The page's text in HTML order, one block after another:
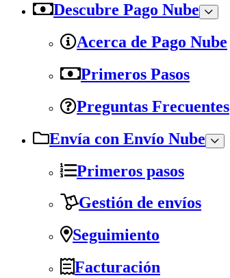
Descubre Pago Nube
Acerca de Pago Nube
Primeros Pasos
Preguntas Frecuentes
Envía con Envío Nube
Primeros pasos
Gestión de envíos
Seguimiento
Facturación